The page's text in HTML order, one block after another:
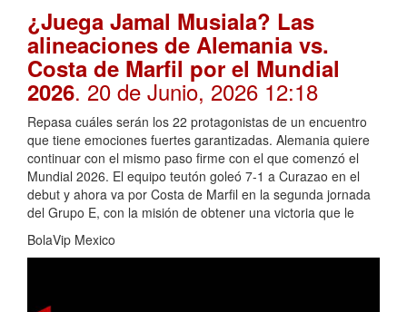
¿Juega Jamal Musiala? Las
alineaciones de Alemania vs.
Costa de Marfil por el Mundial
2026. 20 de Junio, 2026 12:18
Repasa cuáles serán los 22 protagonistas de un encuentro
que tiene emociones fuertes garantizadas. Alemania quiere
continuar con el mismo paso firme con el que comenzó el
Mundial 2026. El equipo teutón goleó 7-1 a Curazao en el
debut y ahora va por Costa de Marfil en la segunda jornada
del Grupo E, con la misión de obtener una victoria que le
BolaVip Mexico